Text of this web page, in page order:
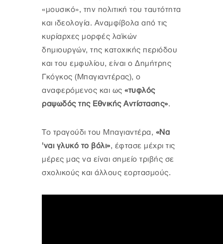
«μουσικό», την πολιτική του ταυτότητα
και ιδεολογία. Αναμφίβολα από τις
κυρίαρχες μορφές λαϊκών
δημιουργών, της κατοχικής περιόδου
και του εμφυλίου, είναι ο Δημήτρης
Γκόγκος (Μπαγιαντέρας), ο
αναφερόμενος και ως «τυφλός
ραψωδός της Εθνικής Αντίστασης».
Το τραγούδι του Μπαγιαντέρα, «Να
'ναι γλυκό το βόλι», έφτασε μέχρι τις
μέρες μας να είναι σημείο τριβής σε
σχολικούς και άλλους εορτασμούς.